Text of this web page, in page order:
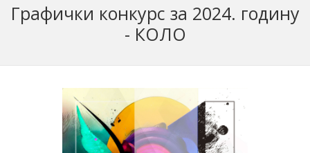
Графички конкурс за 2024. годину
- КОЛО